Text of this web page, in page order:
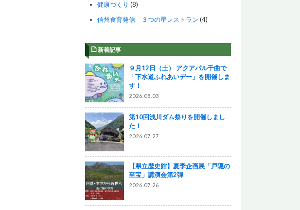
健康づくり (8)
信州食育発信 ３つの星レストラン (4)
新着記事
９月12日（土） アクアパル千曲で
「下水道ふれあいデー」を開催しま
す！
2026.08.03
第10回浅川ダム祭りを開催しまし
た！
2026.07.27
【県立歴史館】夏季企画展「戸隠の
至宝」講演会第2弾
2026.07.26